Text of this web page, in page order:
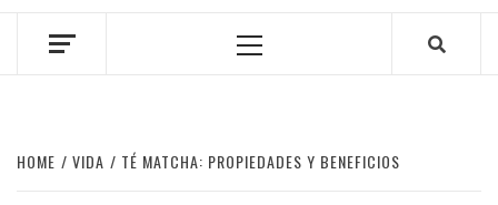
Primary
HOME VIDA TÉ MATCHA: PROPIEDADES Y BENEFICIOS